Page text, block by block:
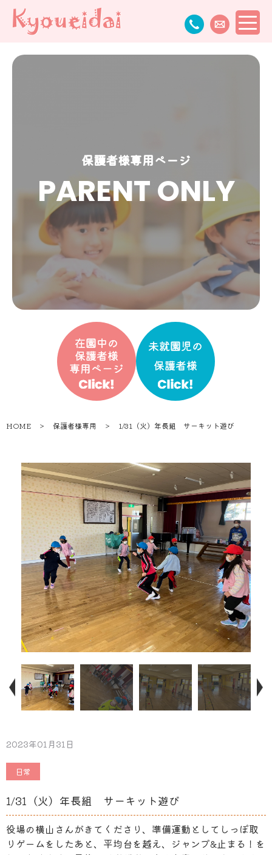
保護者様専用ページ
PARENT ONLY
HOME ＞ 保護者様専用 ＞ 1/31（火）年長組 サーキット遊び
2023年01月31日
日常
1/31（火）年長組 サーキット遊び
役場の横山さんがきてくださり、準備運動としてしっぽ取
りゲームをしたあと、平均台を越え、ジャンプ&止まる！を